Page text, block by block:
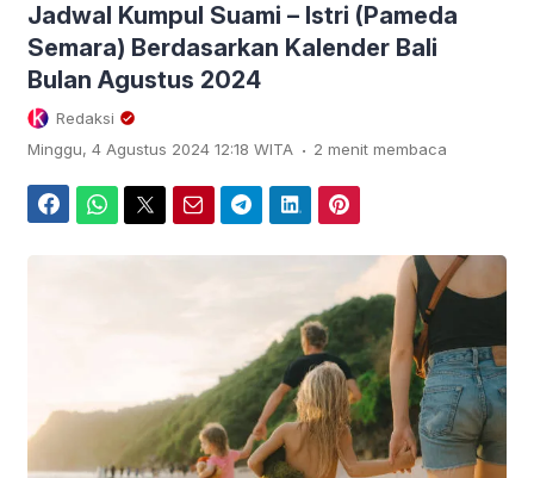
Jadwal Kumpul Suami – Istri (Pameda
Semara) Berdasarkan Kalender Bali
Bulan Agustus 2024
Redaksi
Minggu, 4 Agustus 2024 12:18 WITA . 2 menit membaca